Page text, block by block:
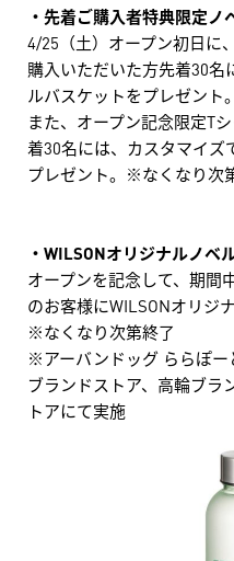
・先着ご購入者特典限定ノ
4/25（土）オープン初日に
購入いただいた方先着30名
ルバスケットをプレゼント。
また、オープン記念限定T
着30名には、カスタマイズ
プレゼント。※なくなり次
・WILSONオリジナルノベ
オープンを記念して、期間
のお客様にWILSONオリジ
※なくなり次第終了
※アーバンドッグ ららぽー
ブランドストア、高輪ブラ
トアにて実施